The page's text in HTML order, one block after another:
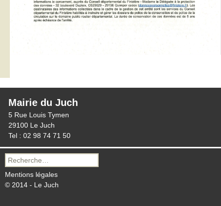
Mairie du Juch
5 Rue Louis Tymen
29100 Le Juch
Tel : 02 98 74 71 50
Recherche
pour :
Mentions légales
© 2014 - Le Juch